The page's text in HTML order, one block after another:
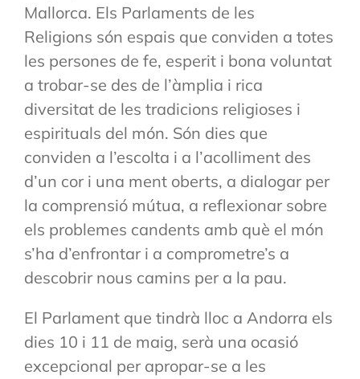
Mallorca. Els Parlaments de les
Religions són espais que conviden a totes
les persones de fe, esperit i bona voluntat
a trobar-se des de l’àmplia i rica
diversitat de les tradicions religioses i
espirituals del món. Són dies que
conviden a l’escolta i a l’acolliment des
d’un cor i una ment oberts, a dialogar per
la comprensió mútua, a reflexionar sobre
els problemes candents amb què el món
s’ha d’enfrontar i a comprometre’s a
descobrir nous camins per a la pau.
El Parlament que tindrà lloc a Andorra els
dies 10 i 11 de maig, serà una ocasió
excepcional per apropar-se a les